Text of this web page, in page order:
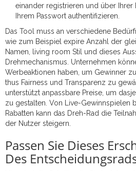
einander registrieren und über Ihrer
Ihrem Passwort authentifizieren.
Das Tool muss an verschiedene
wie zum Beispiel expire Anzahl der
Namen, living room Stil und dieses
Drehmechanismus. Unternehmen
Werbeaktionen haben, um Gewinner
thus Fairness und Transparenz zu
unterstützt anpassbare Preise, um
zu gestalten. Von Live-Gewinnspielen
Rabatten kann das Dreh-Rad die
der Nutzer steigern.
Passen Sie Dieses
Des